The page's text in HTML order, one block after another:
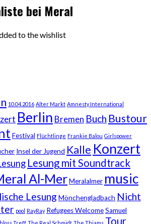
bei Meral
to the wishlist
10.04.2016 Alter Markt Amnesty International
Berlin Bremen Buch Bustour
Festival Flüchtlinge Frankie Balou Girlspower
Insel der Jugend Kalle Konzert
Lesung mit Soundtrack
Al-MerMeralalmer music
Lesung Mönchengladbach Nicht
pool RayRay Refugees WelcomeSamuel
Treff The Real Schmidt The Thiams Tour